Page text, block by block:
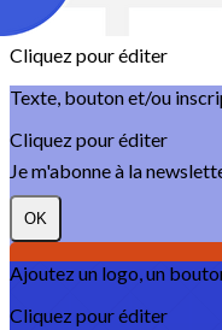
Images de la page d'accueil
Cliquez pour éditer
Texte, bouton et/ou
Cliquez pour éditer
Je m'abonne à la
OK
Ajoutez un logo, un
Cliquez pour éditer